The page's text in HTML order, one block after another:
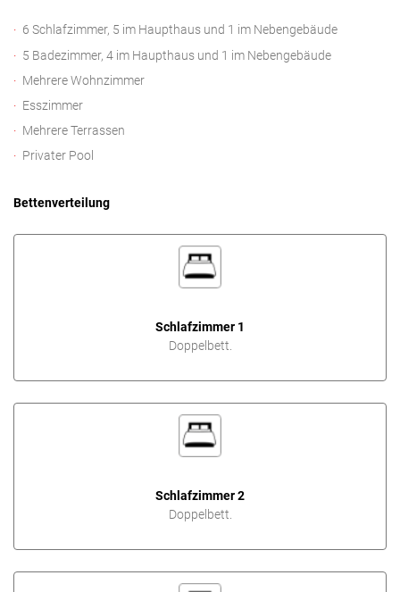
6 Schlafzimmer, 5 im Haupthaus und 1 im Nebengebäude
5 Badezimmer, 4 im Haupthaus und 1 im Nebengebäude
Mehrere Wohnzimmer
Esszimmer
Mehrere Terrassen
Privater Pool
Bettenverteilung
Schlafzimmer 1
Doppelbett.
Schlafzimmer 2
Doppelbett.